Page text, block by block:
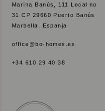
Marina Banús, 111 Local no
31 CP 29660 Puerto Banús
Marbella, Espanja
office@bo-homes.es
+34 610 29 40 38